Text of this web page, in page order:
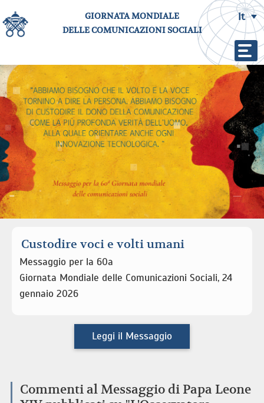
GIORNATA MONDIALE
DELLE COMUNICAZIONI SOCIALI
It
Custodire voci e volti umani
Messaggio per la 60a
Giornata Mondiale delle Comunicazioni Sociali, 24
gennaio 2026
Leggi il Messaggio
Commenti al Messaggio di Papa Leone